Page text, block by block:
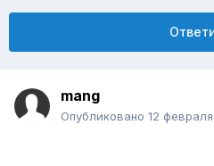
mang
Опубликовано 12